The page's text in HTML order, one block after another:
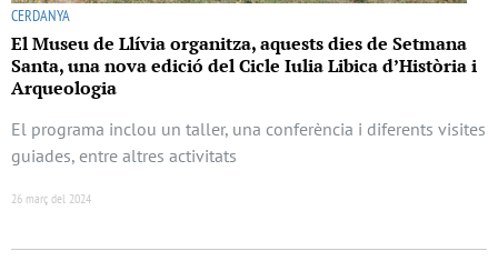
CERDANYA
El Museu de Llívia organitza, aquests dies de Setmana
Santa, una nova edició del Cicle Iulia Libica d’Història i
Arqueologia
El programa inclou un taller, una conferència i diferents visites
guiades, entre altres activitats
26 març del 2024